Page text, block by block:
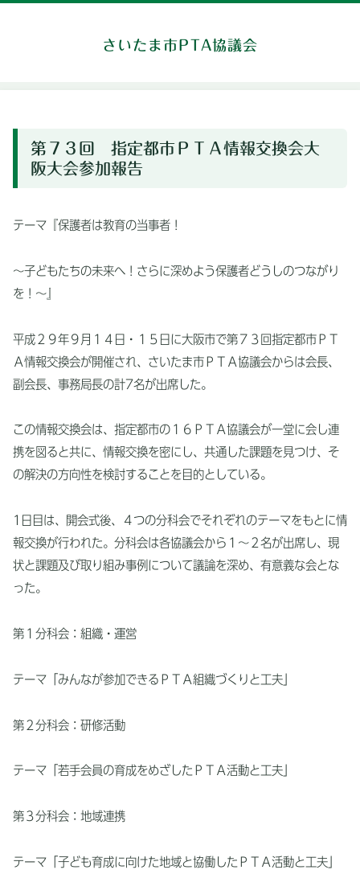
さいたま市PTA協議会
第７３回 指定都市ＰＴＡ情報交換会大
阪大会参加報告
テーマ『保護者は教育の当事者！
～子どもたちの未来へ！さらに深めよう保護者どうしのつながり
を！～』
平成２９年９月１４日・１５日に大阪市で第７３回指定都市ＰＴ
Ａ情報交換会が開催され、さいたま市ＰＴＡ協議会からは会長、
副会長、事務局長の計7名が出席した。
この情報交換会は、指定都市の１６ＰＴＡ協議会が一堂に会し連
携を図ると共に、情報交換を密にし、共通した課題を見つけ、そ
の解決の方向性を検討することを目的としている。
1日目は、開会式後、４つの分科会でそれぞれのテーマをもとに情
報交換が行われた。分科会は各協議会から１～２名が出席し、現
状と課題及び取り組み事例について議論を深め、有意義な会とな
った。
第１分科会：組織・運営
テーマ「みんなが参加できるＰＴＡ組織づくりと工夫」
第２分科会：研修活動
テーマ「若手会員の育成をめざしたＰＴＡ活動と工夫」
第３分科会：地域連携
テーマ「子ども育成に向けた地域と協働したＰＴＡ活動と工夫」